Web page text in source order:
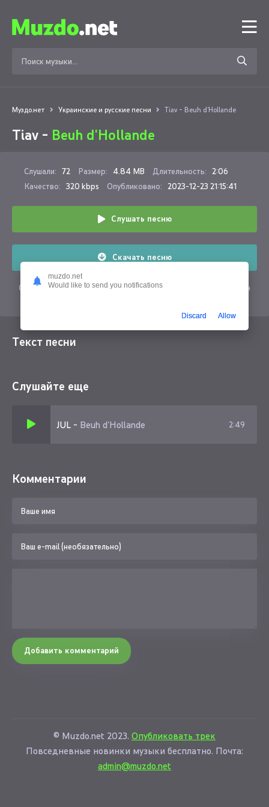
Муздо.нет Украинские и русские песни Tiav - Beuh d'Hollande
Tiav - Beuh d'Hollande
Слушали: 72 Размер: 4.84 MB Длительность: 2:06
Качество: 320 kbps Опубликовано: 2023-12-23 21:15:41
Слушать песню
Скачать песню
Скачать песню Tiav - Beuh d'Hollande в mp3 или слушать онлайн
Текст песни
Слушайте еще
JUL - Beuh d'Hollande 2:49
Комментарии
Добавить комментарий
© Muzdo.net 2023. Опубликовать трек
Повседневные новинки музыки бесплатно. Почта:
admin@muzdo.net
muzdo.net
Would like to send you notifications
Discard Allow